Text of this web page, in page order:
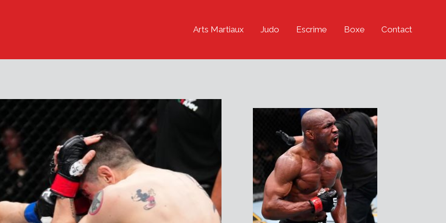
Arts Martiaux Judo Escrime Boxe Contact